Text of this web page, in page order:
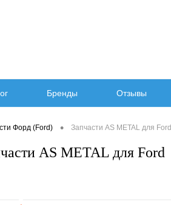
Бренды Отзывы
Форд (Ford) • Запчасти AS METAL для Ford
AS METAL для Ford